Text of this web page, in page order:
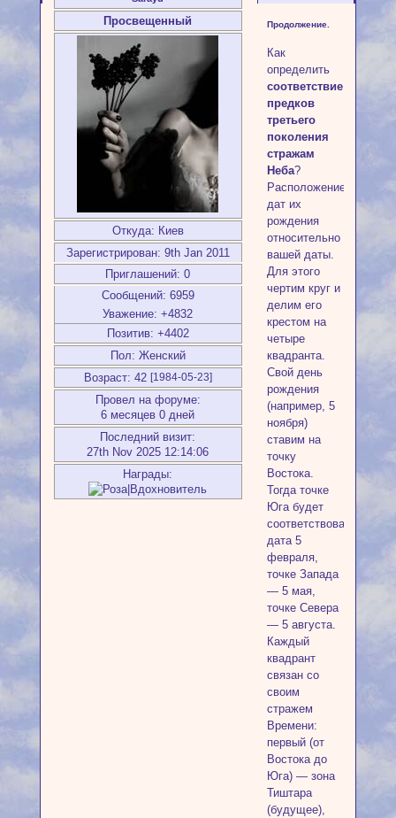
Просвещенный
Откуда: Киев
Зарегистрирован: 9th Jan 2011
Приглашений: 0
Сообщений: 6959
Уважение: +4832
Позитив: +4402
Пол: Женский
Возраст: 42 [1984-05-23]
Провел на форуме:
6 месяцев 0 дней
Последний визит:
27th Nov 2025 12:14:06
Награды:
Продолжение.
Как
определить
соответствие
предков
третьего
поколения
стражам
Неба?
Расположением
дат их
рождения
относительно
вашей даты.
Для этого
чертим круг и
делим его
крестом на
четыре
квадранта.
Свой день
рождения
(например, 5
ноября)
ставим на
точку
Востока.
Тогда точке
Юга будет
соответствовать
дата 5
февраля,
точке Запада
— 5 мая,
точке Севера
— 5 августа.
Каждый
квадрант
связан со
своим
стражем
Времени:
первый (от
Востока до
Юга) — зона
Тиштара
(будущее),